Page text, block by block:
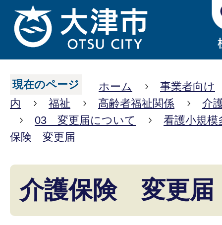
現在のページ ホーム
事業者向け
内
福祉 高齢者福祉関係
介
03 変更届について
看護小規模
保険 変更届
介護保険 変更届